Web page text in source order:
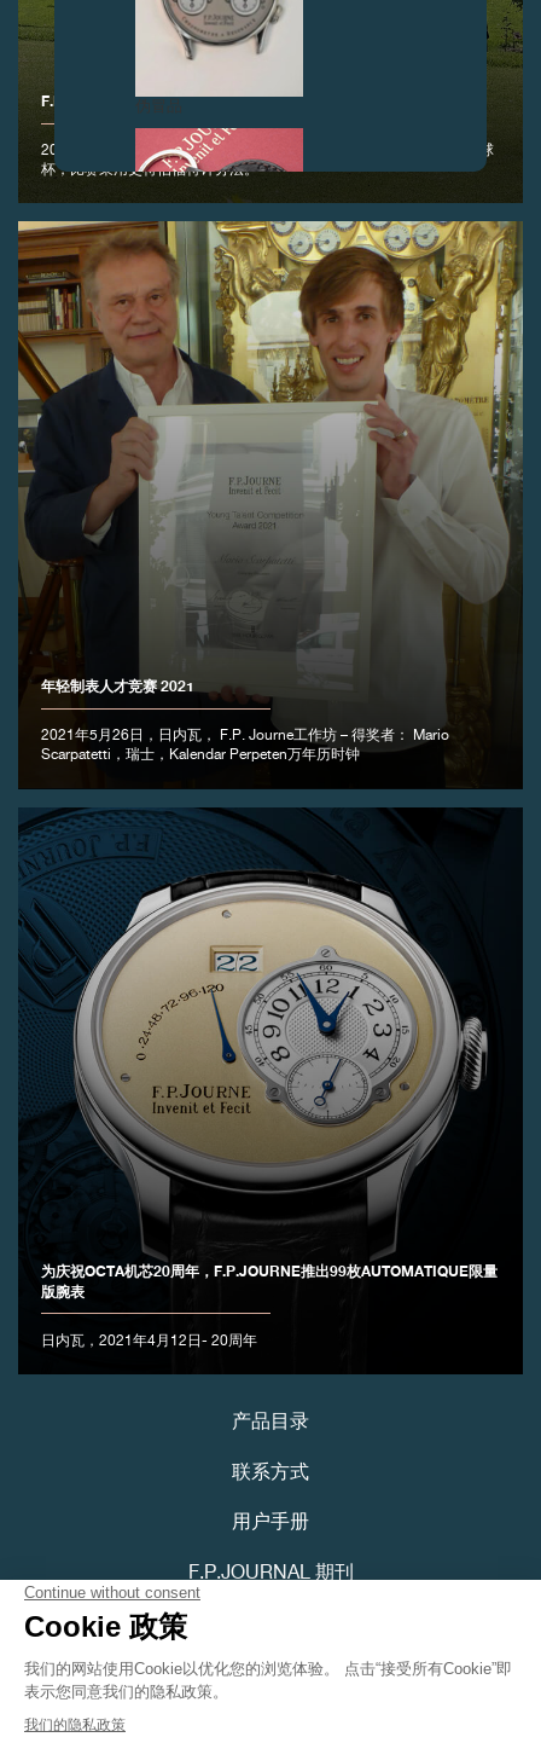
F.P.JOURNE高尔夫球杯 2021
2021年6月6日 - F.P.Journe于日内瓦高尔夫俱乐部举办第八届高尔夫球
杯，比赛采用史特伯福特计分法。
年轻制表人才竞赛 2021
2021年5月26日，日内瓦， F.P. Journe工作坊 – 得奖者： Mario
Scarpatetti，瑞士，Kalendar Perpeten万年历时钟
为庆祝OCTA机芯20周年，F.P.JOURNE推出99枚AUTOMATIQUE限量
版腕表
日内瓦，2021年4月12日- 20周年
产品目录
联系方式
用户手册
F.P.JOURNAL 期刊
可访问性声明
伪冒品
伪冒品
伪冒品
伪冒品